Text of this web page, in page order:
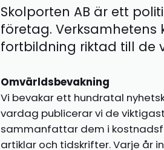
Skolporten AB är ett
företag.
fortbildning riktad till de
Omvärldsbevakning
Vi bevakar ett hundratal
vardag publicerar vi de
sammanfattar dem i
artiklar och tidskrifter. Varje år